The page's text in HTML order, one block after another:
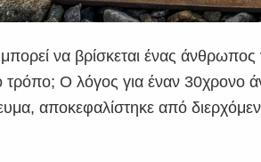
να βρίσκεται ένας άνθρωπος
τρόπο; Ο λόγος για έναν
αποκεφαλίστηκε από